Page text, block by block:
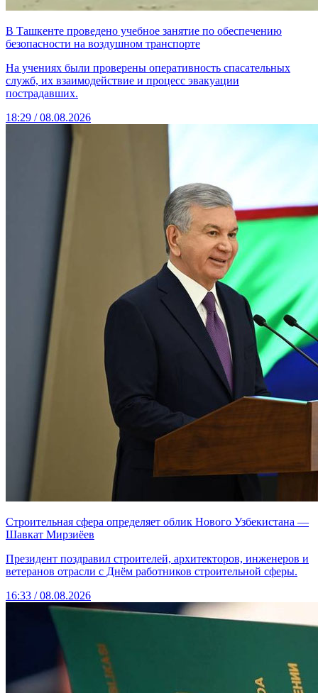
В Ташкенте проведено учебное занятие по обеспечению
безопасности на воздушном транспорте
На учениях были проверены оперативность спасательных
служб, их взаимодействие и процесс эвакуации
пострадавших.
18:29 / 08.08.2026
Строительная сфера определяет облик Нового Узбекистана —
Шавкат Мирзиёев
Президент поздравил строителей, архитекторов, инженеров и
ветеранов отрасли с Днём работников строительной сферы.
16:33 / 08.08.2026